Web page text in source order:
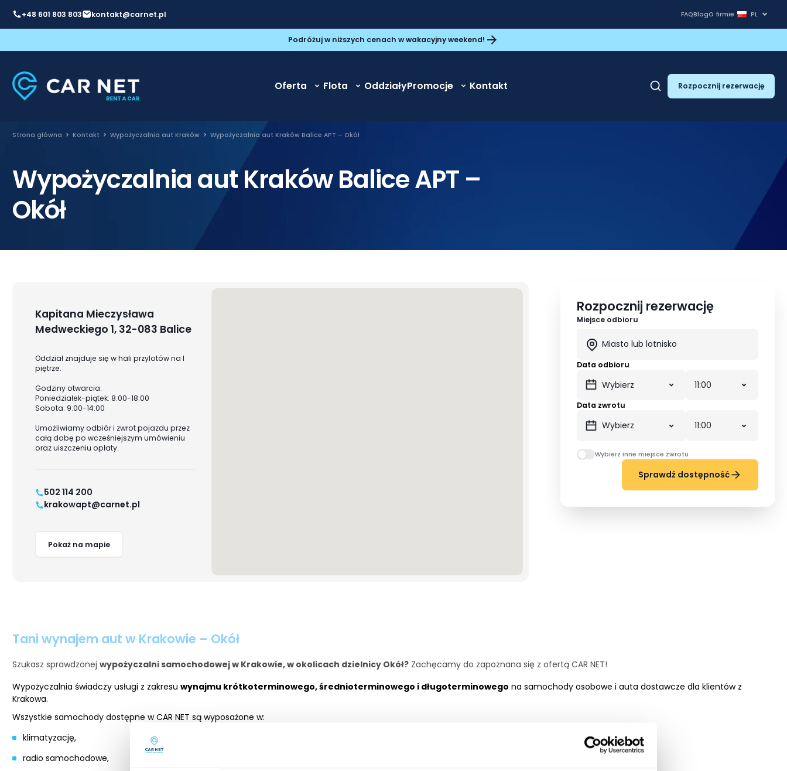
+48 601 803 803 kontakt@carnet.pl FAQBlogO firmie PL
Podróżuj w niższych cenach w wakacyjny weekend!
Oferta Flota OddziałyPromocje Kontakt Rozpocznij rezerwację
Strona główna Kontakt Wypożyczalnia aut Kraków Wypożyczalnia aut Kraków Balice APT – Okół
Wypożyczalnia aut Kraków Balice APT –
Okół
Kapitana Mieczysława
Medweckiego 1, 32-083 Balice
Oddział znajduje się w hali przylotów na I
piętrze.
Godziny otwarcia:
Poniedziałek-piątek: 8:00-18:00
Sobota: 9:00-14:00
Umożliwiamy odbiór i zwrot pojazdu przez
całą dobę po wcześniejszym umówieniu
oraz uiszczeniu opłaty.
502 114 200
krakowapt@carnet.pl
Pokaż na mapie
Rozpocznij rezerwację
Miejsce odbioru
Data odbioru
Data zwrotu
Wybierz inne miejsce zwrotu
Sprawdź dostępność
Tani wynajem aut w Krakowie – Okół
Szukasz sprawdzonej wypożyczalni samochodowej w Krakowie, w okolicach dzielnicy Okół? Zachęcamy do zapoznana się z ofertą CAR NET!
Wypożyczalnia świadczy usługi z zakresu wynajmu krótkoterminowego, średnioterminowego i długoterminowego na samochody osobowe i auta dostawcze dla klientów z
Krakowa.
Wszystkie samochody dostępne w CAR NET są wyposażone w:
klimatyzację,
radio samochodowe,